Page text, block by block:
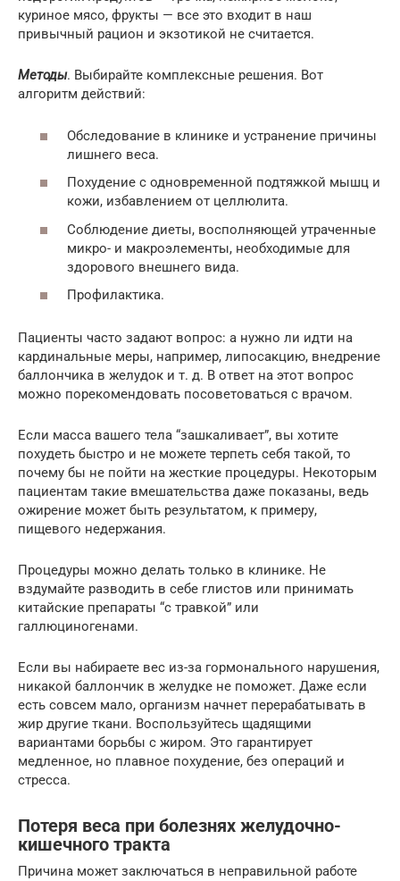
куриное мясо, фрукты — все это входит в наш
привычный рацион и экзотикой не считается.
Методы. Выбирайте комплексные решения. Вот
алгоритм действий:
Обследование в клинике и устранение причины
лишнего веса.
Похудение с одновременной подтяжкой мышц и
кожи, избавлением от целлюлита.
Соблюдение диеты, восполняющей утраченные
микро- и макроэлементы, необходимые для
здорового внешнего вида.
Профилактика.
Пациенты часто задают вопрос: а нужно ли идти на
кардинальные меры, например, липосакцию, внедрение
баллончика в желудок и т. д. В ответ на этот вопрос
можно порекомендовать посоветоваться с врачом.
Если масса вашего тела “зашкаливает”, вы хотите
похудеть быстро и не можете терпеть себя такой, то
почему бы не пойти на жесткие процедуры. Некоторым
пациентам такие вмешательства даже показаны, ведь
ожирение может быть результатом, к примеру,
пищевого недержания.
Процедуры можно делать только в клинике. Не
вздумайте разводить в себе глистов или принимать
китайские препараты “с травкой” или
галлюциногенами.
Если вы набираете вес из-за гормонального нарушения,
никакой баллончик в желудке не поможет. Даже если
есть совсем мало, организм начнет перерабатывать в
жир другие ткани. Воспользуйтесь щадящими
вариантами борьбы с жиром. Это гарантирует
медленное, но плавное похудение, без операций и
стресса.
Потеря веса при болезнях желудочно-
кишечного тракта
Причина может заключаться в неправильной работе